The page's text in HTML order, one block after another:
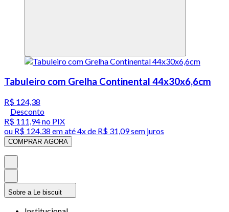
Tabuleiro com Grelha Continental 44x30x6,6cm
R$ 124,38
Desconto
R$ 111,94no PIX
ou R$ 124,38 em até4x de R$ 31,09 sem juros
COMPRAR AGORA
Sobre a Le biscuit